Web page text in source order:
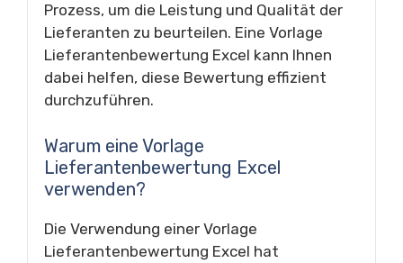
Prozess, um die Leistung und Qualität der
Lieferanten zu beurteilen. Eine Vorlage
Lieferantenbewertung Excel kann Ihnen
dabei helfen, diese Bewertung effizient
durchzuführen.
Warum eine Vorlage
Lieferantenbewertung Excel
verwenden?
Die Verwendung einer Vorlage
Lieferantenbewertung Excel hat